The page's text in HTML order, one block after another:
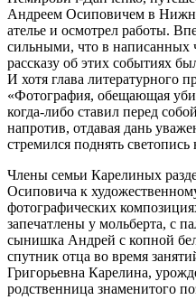
Андреем Осиповичем в
ателье и осмотрел работы.
сильными, что в написанных
рассказу об этих событиях
И хотя глава литературного
«Фотография, обещающая
когда-либо ставил перед
напротив, отдавая дань
стремился поднять светопись
Члены семьи Карелиных
Осиповича к
фотографических
запечатлены у мольберта, с
сынишка Андрей с копной
спутник отца во время
Григорьевна Карелина,
родственница знаменитого